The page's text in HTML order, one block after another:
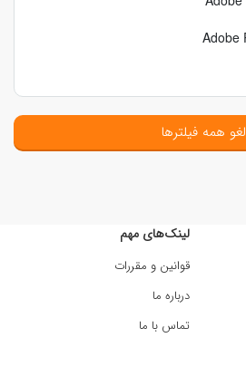
لغو همه فیلترها
لینک‌های مهم
قوانین و مقررات
درباره ما
تماس با ما